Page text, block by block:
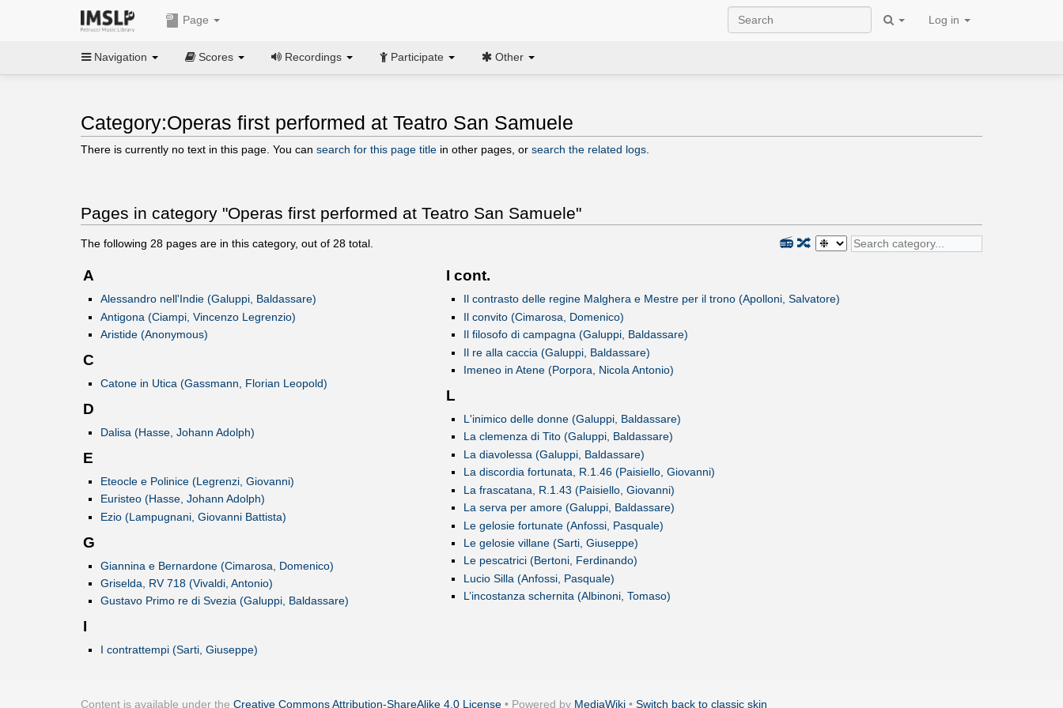
Page Log in
Navigation Scores Recordings Participate Other
Category:Operas first performed at Teatro San Samuele
There is currently no text in this page. You can search for this page title in other pages, or search the related logs
Pages in category "Operas first performed at Teatro San Samuele"
The following 28 pages are in this category, out of 28 total. 🔀
📻
A
Alessandro nell'Indie (Galuppi, Baldassare)
Antigona (Ciampi, Vincenzo Legrenzio)
Aristide (Anonymous)
C
Catone in Utica (Gassmann, Florian Leopold)
D
Dalisa (Hasse, Johann Adolph)
E
Eteocle e Polinice (Legrenzi, Giovanni)
Euristeo (Hasse, Johann Adolph)
Ezio (Lampugnani, Giovanni Battista)
G
Giannina e Bernardone (Cimarosa, Domenico)
Griselda, RV 718 (Vivaldi, Antonio)
Gustavo Primo re di Svezia (Galuppi, Baldassare)
I
I contrattempi (Sarti, Giuseppe)
I cont.
Il contrasto delle regine Malghera e Mestre per il trono (Apolloni, Salvatore)
Il convito (Cimarosa, Domenico)
Il filosofo di campagna (Galuppi, Baldassare)
Il re alla caccia (Galuppi, Baldassare)
Imeneo in Atene (Porpora, Nicola Antonio)
L
L'inimico delle donne (Galuppi, Baldassare)
La clemenza di Tito (Galuppi, Baldassare)
La diavolessa (Galuppi, Baldassare)
La discordia fortunata, R.1.46 (Paisiello, Giovanni)
La frascatana, R.1.43 (Paisiello, Giovanni)
La serva per amore (Galuppi, Baldassare)
Le gelosie fortunate (Anfossi, Pasquale)
Le gelosie villane (Sarti, Giuseppe)
Le pescatrici (Bertoni, Ferdinando)
Lucio Silla (Anfossi, Pasquale)
L’incostanza schernita (Albinoni, Tomaso)
Content is available under the Creative Commons Attribution-ShareAlike 4.0 License • Powered by MediaWiki • Switch back to classic skin